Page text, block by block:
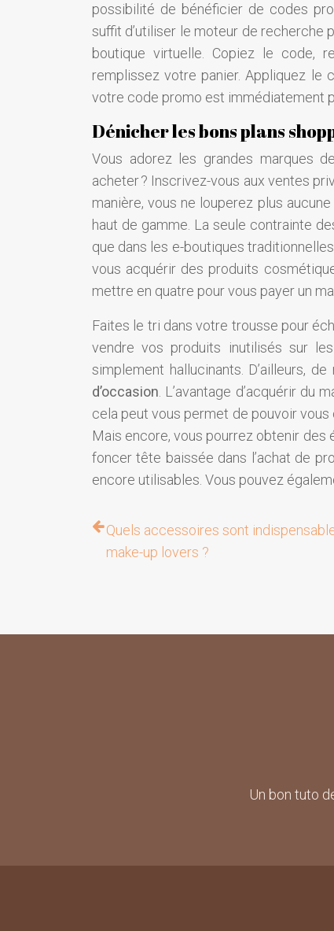
possibilité de bénéficier de codes
suffit d’utiliser le moteur de recherche
boutique virtuelle. Copiez le code,
remplissez votre panier. Appliquez le
votre code promo est immédiatement
Dénicher les bons plans
Vous adorez les grandes marques
acheter ? Inscrivez-vous aux ventes
manière, vous ne louperez plus
haut de gamme. La seule contrainte
que dans les e-boutiques
vous acquérir des produits
mettre en quatre pour vous payer un
Faites le tri dans votre trousse pour
vendre vos produits inutilisés sur
simplement hallucinants. D’ailleurs,
d’occasion. L’avantage d’acquérir du
cela peut vous permet de pouvoir
Mais encore, vous pourrez obtenir des
foncer tête baissée dans l’achat de
encore utilisables. Vous pouvez
Quels accessoires sont
make-up lovers ?
Un bon tuto